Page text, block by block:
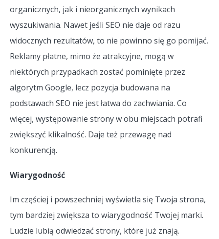
organicznych, jak i nieorganicznych wynikach
wyszukiwania. Nawet jeśli SEO nie daje od razu
widocznych rezultatów, to nie powinno się go pomijać.
Reklamy płatne, mimo że atrakcyjne, mogą w
niektórych przypadkach zostać pominięte przez
algorytm Google, lecz pozycja budowana na
podstawach SEO nie jest łatwa do zachwiania. Co
więcej, występowanie strony w obu miejscach potrafi
zwiększyć klikalność. Daje też przewagę nad
konkurencją.
Wiarygodność
Im częściej i powszechniej wyświetla się Twoja strona,
tym bardziej zwiększa to wiarygodność Twojej marki.
Ludzie lubią odwiedzać strony, które już znają.